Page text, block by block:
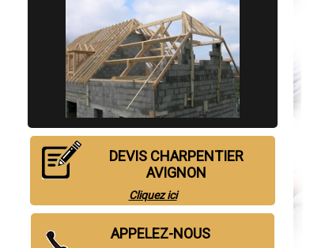
DEVIS CHARPENTIER
AVIGNON
Cliquez ici
APPELEZ-NOUS